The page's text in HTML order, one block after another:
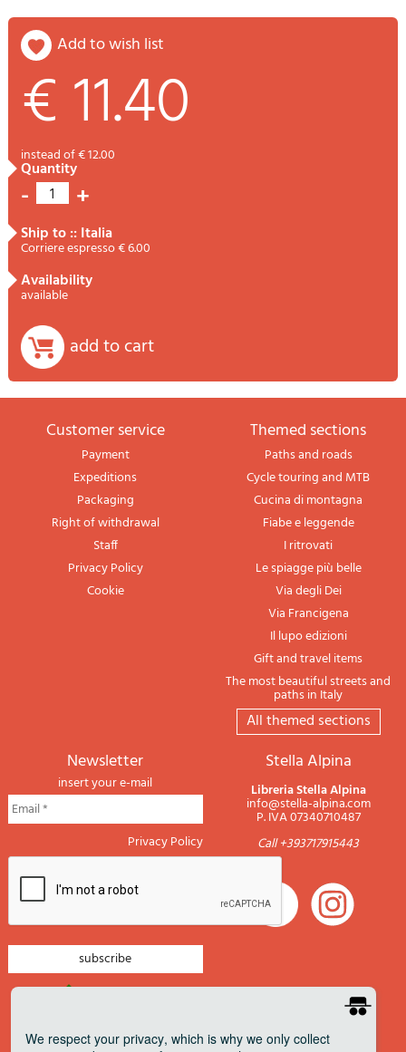
add to wish list
€ 11.40
instead of € 12.00
quantity
- 1 +
ship to :: Italia
Corriere espresso € 6.00
availability
available
add to cart
Customer service
Payment
Expeditions
Packaging
Right of withdrawal
Staff
Privacy Policy
Cookie
themed sections
Paths and roads
Cycle touring and MTB
Cucina di montagna
Fiabe e leggende
I ritrovati
Le spiagge più belle
Via degli Dei
Via Francigena
Il lupo edizioni
Gift and travel items
The most beautiful streets and
paths in Italy
All themed sections
newsletter
insert your e-mail
Privacy Policy
Stella Alpina
Libreria Stella Alpina
info@stella-alpina.com
P. IVA 07340710487
Call +393717915443
We respect your privacy, which is why we only collect